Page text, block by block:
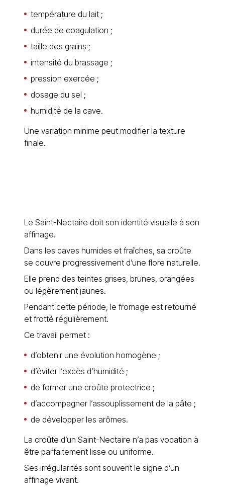
température du lait ;
durée de coagulation ;
taille des grains ;
intensité du brassage ;
pression exercée ;
dosage du sel ;
humidité de la cave.
Une variation minime peut modifier la texture
finale.
Le Saint-Nectaire doit son identité visuelle à son
affinage.
Dans les caves humides et fraîches, sa croûte
se couvre progressivement d’une flore naturelle.
Elle prend des teintes grises, brunes, orangées
ou légèrement jaunes.
Pendant cette période, le fromage est retourné
et frotté régulièrement.
Ce travail permet :
d’obtenir une évolution homogène ;
d’éviter l’excès d’humidité ;
de former une croûte protectrice ;
d’accompagner l’assouplissement de la pâte ;
de développer les arômes.
La croûte d’un Saint-Nectaire n’a pas vocation à
être parfaitement lisse ou uniforme.
Ses irrégularités sont souvent le signe d’un
affinage vivant.